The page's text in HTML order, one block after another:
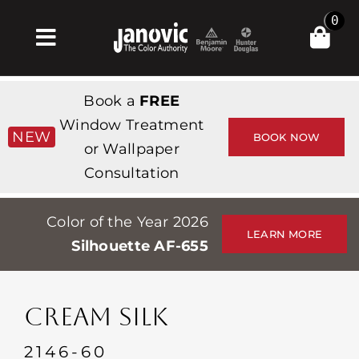
Toggle
Navigation
Products & Services
Κατάστημα
Professionals
Stores
Εκδηλώσεις
0
NEW
Book a FREE
Window Treatment
or Wallpaper
Consultation
BOOK NOW
Color of the Year 2026
Silhouette AF-655
LEARN MORE
CREAM SILK
2146-60